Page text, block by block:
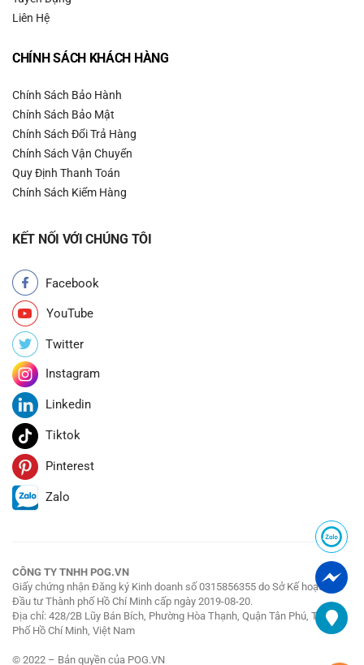
Liên Hệ
CHÍNH SÁCH KHÁCH HÀNG
Chính Sách Bảo Hành
Chính Sách Bảo Mật
Chính Sách Đổi Trả Hàng
Chính Sách Vận Chuyển
Quy Định Thanh Toán
Chính Sách Kiểm Hàng
KẾT NỐI VỚI CHÚNG TÔI
Facebook
YouTube
Twitter
Instagram
Linkedin
Tiktok
Pinterest
Zalo
CÔNG TY TNHH POG.VN
Giấy chứng nhận Đăng ký Kinh doanh số 0315856355 do Sở Kế hoạch và
Đầu tư Thành phố Hồ Chí Minh cấp ngày 2019-08-20.
Địa chỉ: 428/2B Lũy Bán Bích, Phường Hòa Thạnh, Quận Tân Phú, Thành
Phố Hồ Chí Minh, Việt Nam
© 2022 – Bản quyền của POG.VN